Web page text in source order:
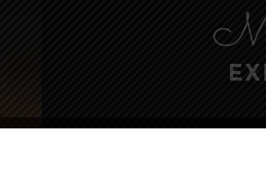
Fusce iaculis
et pulvinar ex.
ultricies.